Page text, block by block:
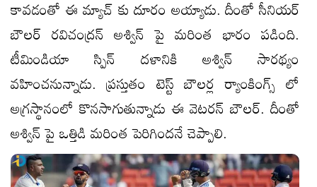
కావడంతో ఈ మ్యాచ్ కు దూరం అయ్యాడు. దీంతో సీనియర్
బౌలర్ రవిచంద్రన్ అశ్విన్ పై మరింత భారం పడింది.
టీమిండియా స్పిన్ దళానికి అశ్విన్ సారథ్యం
వహించనున్నాడు. ప్రస్తుతం టెస్ట్ బౌలర్ల ర్యాంకింగ్స్ లో
అగ్రస్థానంలో కొనసాగుతున్నాడు ఈ వెటరన్ బౌలర్. దీంతో
అశ్విన్ పై ఒత్తిడి మరింత పెరిగిందనే చెప్పాలి.